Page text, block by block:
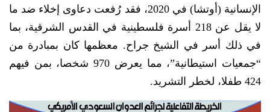
الإنسانية (أوتشا) في 2020، فقد رُفعت دعاوى إخلاء ضد ما
لا يقل عن 218 أسرة فلسطينية في القدس الشرقية، بما
في ذلك أسر في الشيخ جراح. معظمها كان بمبادرة من
“جمعيات استيطانية”، مما يعرض 970 شخصا، بمن فيهم
424 طفلا، لخطر التشريد.​